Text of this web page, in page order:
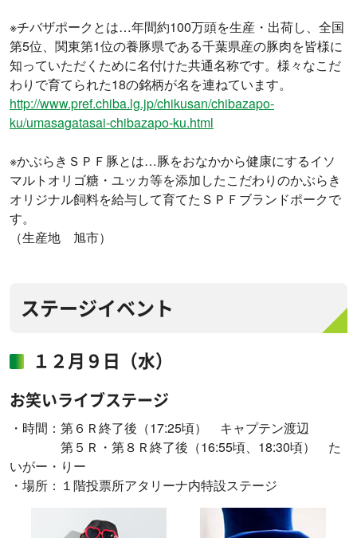
※チバザポークとは…年間約100万頭を生産・出荷し、全国
第5位、関東第1位の養豚県である千葉県産の豚肉を皆様に
知っていただくために名付けた共通名称です。様々なこだ
わりで育てられた18の銘柄が名を連ねています。
http://www.pref.chiba.lg.jp/chikusan/chibazapo-
ku/umasagatasai-chibazapo-ku.html
※かぶらきＳＰＦ豚とは…豚をおなかから健康にするイソ
マルトオリゴ糖・ユッカ等を添加したこだわりのかぶらき
オリジナル飼料を給与して育てたＳＰＦブランドポークで
す。
（生産地 旭市）
ステージイベント
１２月９日（水）
お笑いライブステージ
・時間：第６Ｒ終了後（17:25頃） キャプテン渡辺
第５Ｒ・第８Ｒ終了後（16:55頃、18:30頃） た
いがー・りー
・場所：１階投票所アタリーナ内特設ステージ